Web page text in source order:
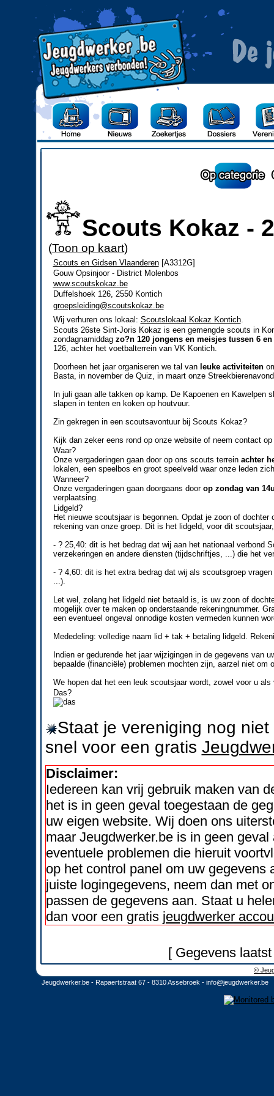
Scouts Kokaz -
(Toon op kaart)
Scouts en Gidsen Vlaanderen[A3312G]
Gouw Opsinjoor - District Molenbos
www.scoutskokaz.be
Duffelshoek 126, 2550 Kontich
groepsleiding@scoutskokaz.be
Wij verhuren ons lokaal: Scoutslokaal Kokaz Kontich.
Scouts 26ste Sint-Joris Kokaz is een gemengde scouts in
zondagnamiddag zo?n 120 jongens en meisjes tussen 6 en
126, achter het voetbalterrein van VK Kontich.
Doorheen het jaar organiseren we tal van leuke activiteiten
Basta, in november de Quiz, in maart onze
In juli gaan alle takken op kamp. De Kapoenen en Kawelpen
slapen in tenten en koken op houtvuur.
Zin gekregen in een scoutsavontuur bij Scouts Kokaz?
Kijk dan zeker eens rond op onze website of neem contact
Waar?
Onze vergaderingen gaan door op ons scouts terrein achter
lokalen, een speelbos en groot speelveld waar onze leden
Wanneer?
Onze vergaderingen gaan doorgaans door op zondag van
verplaatsing.
Lidgeld?
Het nieuwe scoutsjaar is begonnen. Opdat je zoon of
rekening van onze groep. Dit is het lidgeld, voor dit
- ? 25,40: dit is het bedrag dat wij aan het nationaal verbond
verzekeringen en andere diensten (tijdschriftjes, ...) die het
- ? 4,60: dit is het extra bedrag dat wij als scoutsgroep
...).
Let wel, zolang het lidgeld niet betaald is, is uw zoon of
mogelijk over te maken op onderstaande rekeningnummer.
een eventueel ongeval onnodige kosten vermeden kunnen
Mededeling: volledige naam lid + tak + betaling lidgeld.
Indien er gedurende het jaar wijzigingen in de gegevens van
bepaalde (financiële) problemen mochten zijn, aarzel niet om
We hopen dat het een leuk scoutsjaar wordt, zowel voor u als
Das?
Staat je vereniging nog
snel voor een gratis
Disclaimer:
Iedereen kan vrij gebruik maken van
het is in geen geval toegestaan de
uw eigen website. Wij doen ons
maar Jeugdwerker.be is in geen
eventuele problemen die hieruit
op het control panel om uw
juiste logingegevens, neem dan met
passen de gegevens aan. Staat u
dan voor een gratis jeugdwerker
[ Gegevens
©
Jeugdwerker.be - Rapaertstraat 67 - 8310 Assebroek - info@jeugdwerker.be